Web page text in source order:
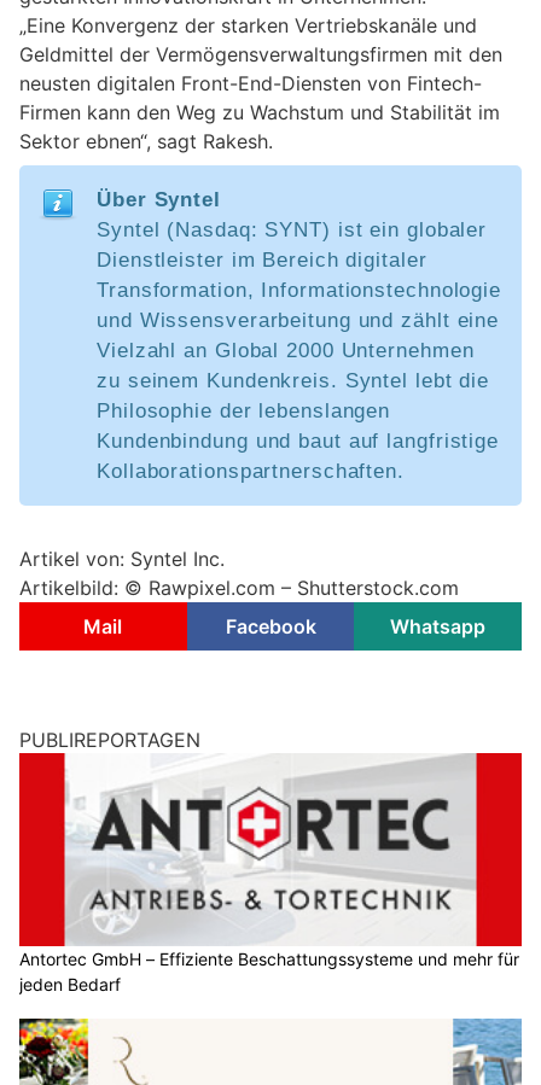
„Eine Konvergenz der starken Vertriebskanäle und
Geldmittel der Vermögensverwaltungsfirmen mit den
neusten digitalen Front-End-Diensten von Fintech-
Firmen kann den Weg zu Wachstum und Stabilität im
Sektor ebnen“, sagt Rakesh.
Über Syntel
Syntel (Nasdaq: SYNT) ist ein globaler
Dienstleister im Bereich digitaler
Transformation, Informationstechnologie
und Wissensverarbeitung und zählt eine
Vielzahl an Global 2000 Unternehmen
zu seinem Kundenkreis. Syntel lebt die
Philosophie der lebenslangen
Kundenbindung und baut auf langfristige
Kollaborationspartnerschaften.
Artikel von: Syntel Inc.
Artikelbild: © Rawpixel.com – Shutterstock.com
Mail
Facebook Whatsapp
PUBLIREPORTAGEN
Antortec GmbH – Effiziente Beschattungssysteme und mehr für
jeden Bedarf